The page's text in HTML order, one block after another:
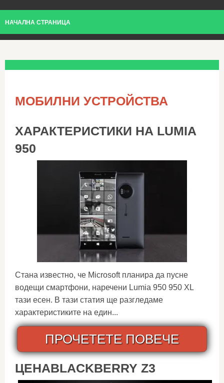
НАЧАЛНА СТРАНИЦА
МОБИЛНИ УСТРОЙСТВА
ХАРАКТЕРИСТИКИ НА LUMIA
950
Стана известно, че Microsoft планира да пусне
водещи смартфони, наречени Lumia 950 950 XL
тази есен. В тази статия ще разгледаме
характеристиките на един...
ПРОЧЕТЕТЕ ПОВЕЧЕ
ЦЕНАBLACKBERRY Z3